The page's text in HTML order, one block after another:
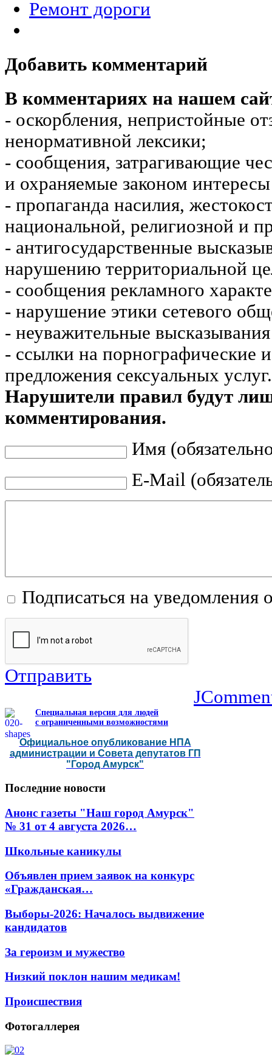
Ремонт дороги
Добавить комментарий
В комментариях на нашем
- оскорбления, непристойные
ненормативной лексики;
- сообщения, затрагивающие
и охраняемые законом
- пропаганда насилия,
национальной, религиозной и
- антигосударственные
нарушению территориальной
- сообщения рекламного
- нарушение этики сетевого
- неуважительные
- ссылки на порнографические
предложения сексуальных услуг.
Нарушители правил будут
комментирования.
Имя
E-Mail
Подписаться на уведомления
Отправить
Специальная версия для людей
с ограниченными возможностями
Официальное опубликование НПА
администрации и Совета депутатов ГП
"Город Амурск"
Последние новости
Анонс газеты "Наш город Амурск"
№ 31 от 4 августа 2026…
Школьные каникулы
Объявлен прием заявок на конкурс
«Гражданская…
Выборы-2026: Началось выдвижение
кандидатов
За героизм и мужество
Низкий поклон нашим медикам!
Происшествия
Фотогаллерея